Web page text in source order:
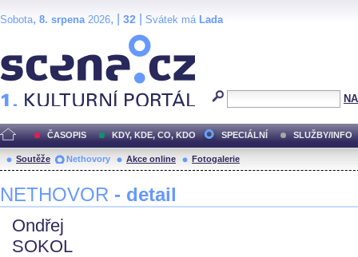
Sobota, 8. srpena2026, | 32 Svátek má Lada
ČASOPIS KDY, KDE, CO, KDO SPECIÁLNÍ SLUŽBY/INFO
Soutěže Nethovory Akce online Fotogalerie
NETHOVOR - detail
Ondřej
SOKOL